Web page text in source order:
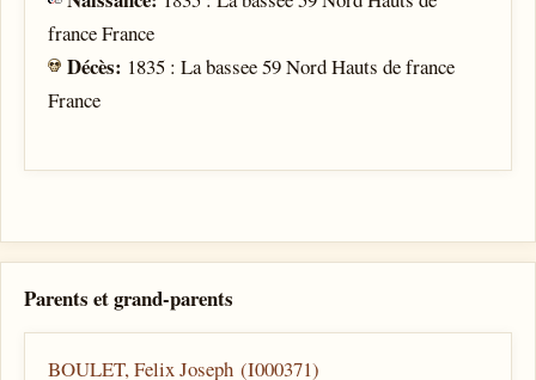
france France
Décès: 1835 : La bassee 59 Nord Hauts de france
France
Parents et grand-parents
BOULET, Felix Joseph (I000371)